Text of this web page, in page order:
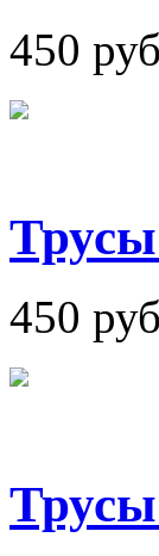
450
450
Трусы